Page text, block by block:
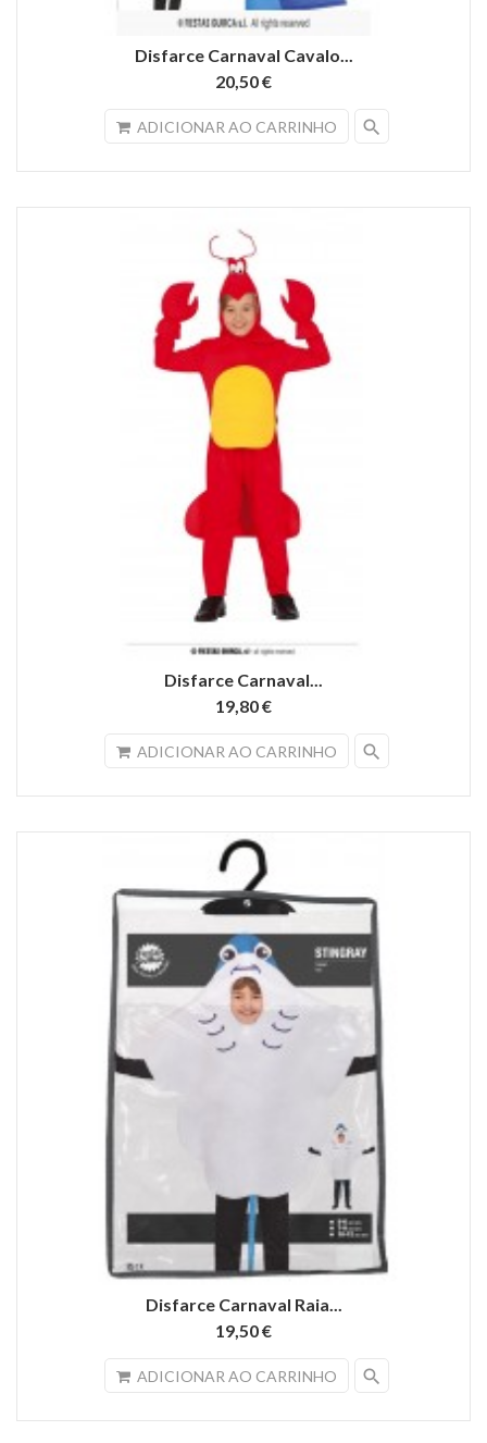
Disfarce Carnaval Cavalo...
20,50 €
ADICIONAR AO CARRINHO search
Disfarce Carnaval...
19,80 €
ADICIONAR AO CARRINHO search
Disfarce Carnaval Raia...
19,50 €
ADICIONAR AO CARRINHO search